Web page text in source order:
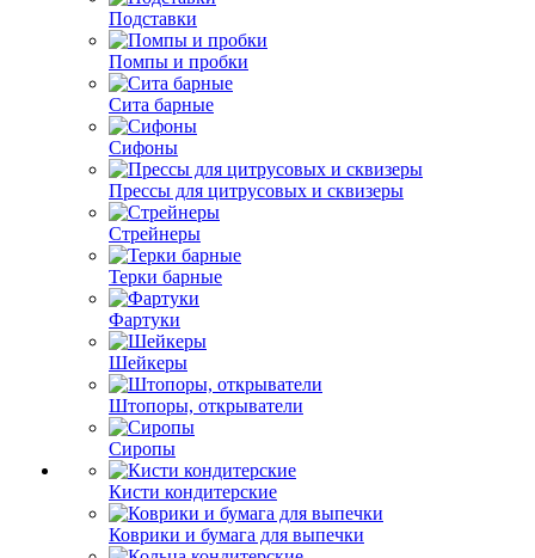
Подставки
Помпы и пробки
Сита барные
Сифоны
Прессы для цитрусовых и сквизеры
Стрейнеры
Терки барные
Фартуки
Шейкеры
Штопоры, открыватели
Сиропы
Кисти кондитерские
Коврики и бумага для выпечки